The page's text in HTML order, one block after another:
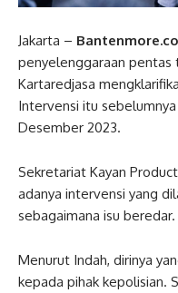
Jakarta –
penyelenggaraan
Kartaredjasa
Intervensi itu
Desember 2023.
Sekretariat Kayan
adanya intervensi yang
sebagaimana isu beredar.
Menurut Indah, dirinya
kepada pihak kepolisian.